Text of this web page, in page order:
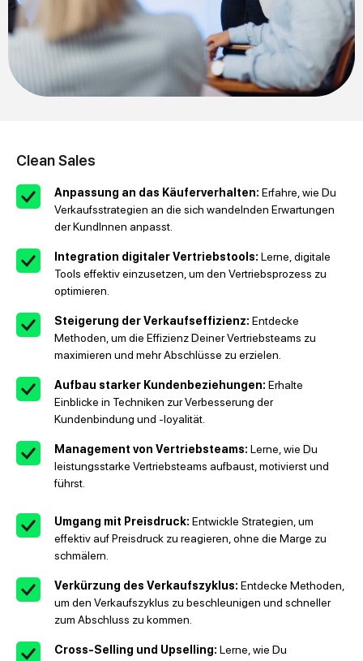
Clean Sales
Anpassung an das Käuferverhalten: Erfahre, wie Du
Verkaufsstrategien an die sich wandelnden Erwartungen
der KundInnen anpasst.
Integration digitaler Vertriebstools: Lerne, digitale
Tools effektiv einzusetzen, um den Vertriebsprozess zu
optimieren.
Steigerung der Verkaufseffizienz: Entdecke
Methoden, um die EffizienzDeiner Vertriebsteams zu
maximieren und mehr Abschlüsse zu erzielen.
Aufbau starker Kundenbeziehungen: Erhalte
Einblicke in Techniken zur Verbesserung der
Kundenbindung und -loyalität.
Management von Vertriebsteams: Lerne, wie Du
leistungsstarke Vertriebsteams aufbaust, motivierst und
führst.
Umgang mit Preisdruck: Entwickle Strategien, um
effektiv auf Preisdruck zu reagieren, ohne die Marge zu
schmälern.
Verkürzung des Verkaufszyklus: Entdecke Methoden,
um den Verkaufszyklus zu beschleunigen und schneller
zum Abschluss zu kommen.
Cross-Selling und Upselling: Lerne, wie Du